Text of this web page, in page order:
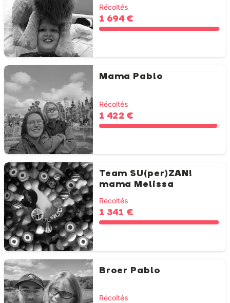
Récoltés
1 694 €
Mama Pablo
Récoltés
1 422 €
Team SU(per)ZAN!
mama Melissa
Récoltés
1 341 €
Broer Pablo
Récoltés